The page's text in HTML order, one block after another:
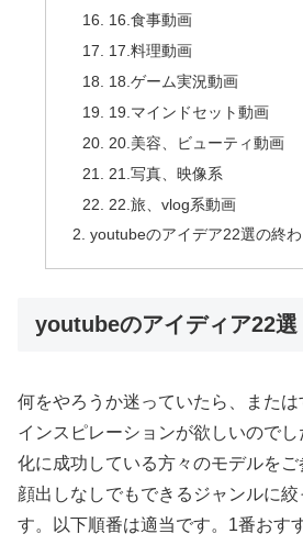
16.食事動画
17.料理動画
18.ゲーム実況動画
19.マインドセット動画
20.美容、ビューティ動画
21.写真、映像系
22.旅、vlog系動画
youtubeのアイデア22選の終
youtubeのアイディア22選
何をやろうか迷っていたら、また
インスピレーションが欲しいので
化に成功している方々のモデルを
顔出しなしでもできるジャンルに
す。以下順番は適当です。1番おす